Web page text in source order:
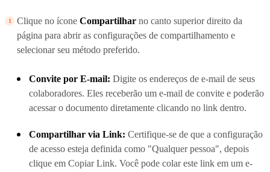
Clique no ícone Compartilhar no canto superior direito da
página para abrir as configurações de compartilhamento e
selecionar seu método preferido.
Convite por E-mail: Digite os endereços de e-mail de seus
colaboradores. Eles receberão um e-mail de convite e poderão
acessar o documento diretamente clicando no link dentro.
Compartilhar via Link: Certifique-se de que a configuração
de acesso esteja definida como "Qualquer pessoa", depois
clique em Copiar Link. Você pode colar este link em um e-